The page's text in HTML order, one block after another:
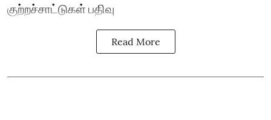
குற்றச்சாட்டுகள் பதிவு
Read More